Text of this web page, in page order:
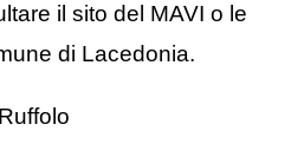
il sito del MAVI o le
di Lacedonia.